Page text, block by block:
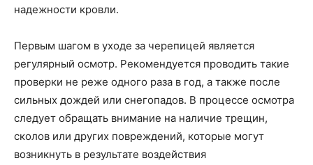
надежности кровли.
Первым шагом в уходе за черепицей является
регулярный осмотр. Рекомендуется проводить такие
проверки не реже одного раза в год, а также после
сильных дождей или снегопадов. В процессе осмотра
следует обращать внимание на наличие трещин,
сколов или других повреждений, которые могут
возникнуть в результате воздействия